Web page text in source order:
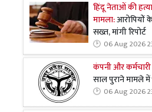
हिंदू नेताओं की
मामला:आरोपियों
सख्त, मांगी रिपोर्ट
06 Aug 2026
कंपनी और
साल पुराने मामले
06 Aug 2026